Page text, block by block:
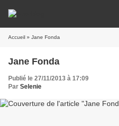
Accueil » Jane Fonda
Jane Fonda
Publié le 27/11/2013 à 17:09
Par Selenie